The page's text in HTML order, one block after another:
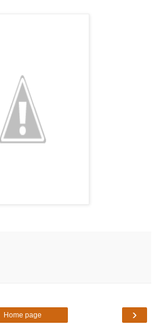
›
Home page